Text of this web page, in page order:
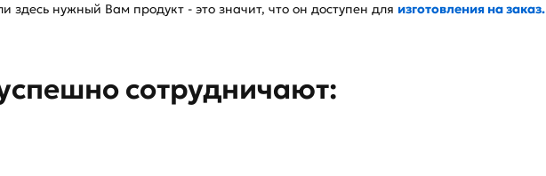
здесь нужный Вам продукт - это значит, что он доступен для изготовления на заказ.
сотрудничают: